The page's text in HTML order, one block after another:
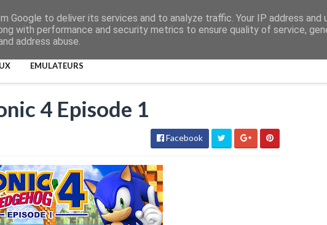
EMULATEURS
4 Episode 1
Facebook
Google to deliver its services and to analyze traffic. Your IP address and
with performance and security metrics to ensure quality of service,
address abuse.